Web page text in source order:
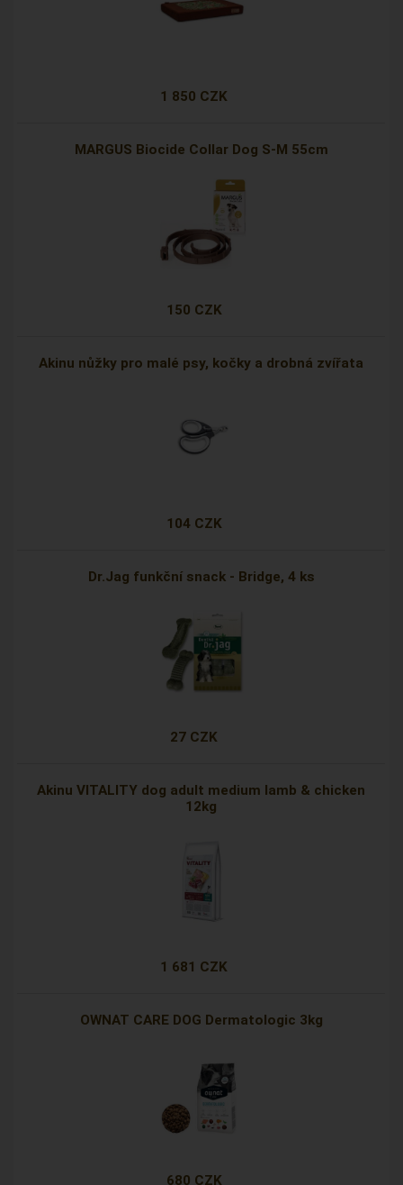
1 850 CZK
MARGUS Biocide Collar Dog S-M 55cm
150 CZK
Akinu nůžky pro malé psy, kočky a drobná zvířata
104 CZK
Dr.Jag funkční snack - Bridge, 4 ks
27 CZK
Akinu VITALITY dog adult medium lamb & chicken
12kg
1 681 CZK
OWNAT CARE DOG Dermatologic 3kg
680 CZK